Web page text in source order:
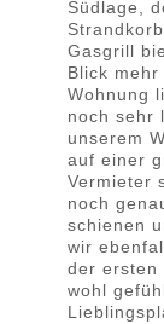
Südlage,
Gasgrill
Blick
Wohnung
noch sehr
unserem
auf einer
Vermieter
noch
schienen
wir
der ersten
wohl